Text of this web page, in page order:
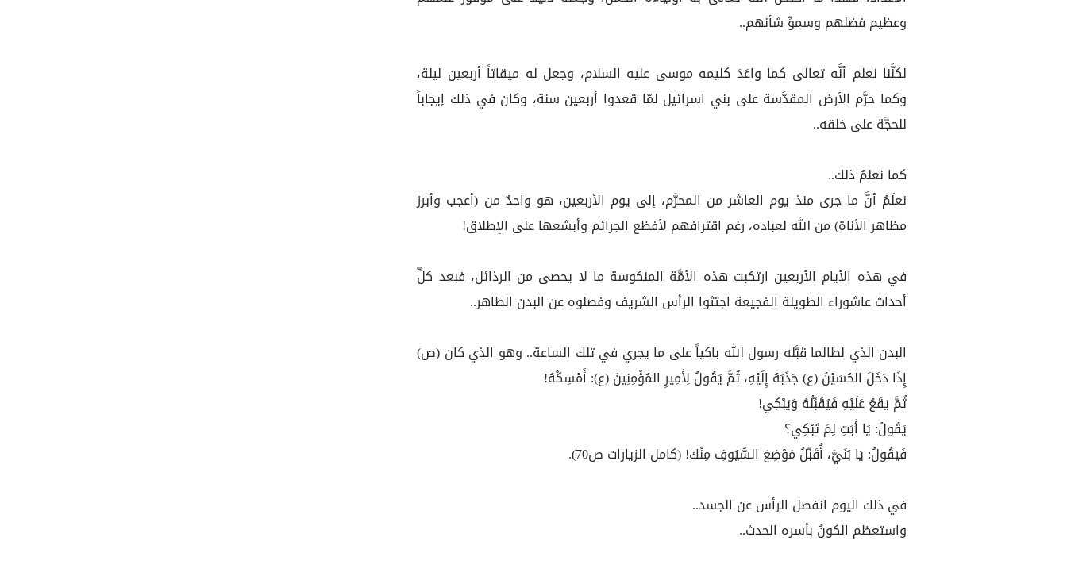
وعظيم فضلهم وسموِّ شأنهم..
لكنَّنا نعلم أنَّه تعالى كما واعَدَ كليمه موسى عليه السلام، وجعل له ميقاتاً أربعين ليلة،
وكما حرَّم الأرض المقدَّسة على بني اسرائيل لمّا قعدوا أربعين سنة، وكان في ذلك إيجاباً
للحجَّة على خلقه..
كما نعلمُ ذلك..
نعلَمُ أنَّ ما جرى منذ يوم العاشر من المحرَّم، إلى يوم الأربعين، هو واحدٌ من (أعجب وأبرز
مظاهر الأناة) من الله لعباده، رغم اقترافهم لأفظع الجرائم وأبشعها على الإطلاق!
في هذه الأيام الأربعين ارتكبت هذه الأمَّة المنكوسة ما لا يحصى من الرذائل، فبعد كلِّ
أحداث عاشوراء الطويلة الفجيعة اجتثوا الرأس الشريف وفصلوه عن البدن الطاهر..
البدن الذي لطالما قَبَّله رسول الله باكياً على ما يجري في تلك الساعة.. وهو الذي كان (ص)
إِذَا دَخَلَ الحُسَيْنُ (ع) جَذَبَهُ إِلَيْهِ، ثُمَّ يَقُولُ لِأَمِيرِ المُؤْمِنِينَ (ع): أَمْسِكْهُ!
ثُمَّ يَقَعُ عَلَيْهِ فَيُقَبِّلُهُ وَيَبْكِي!
يَقُولُ: يَا أَبَتِ لِمَ تَبْكِي؟
فَيَقُولُ: يَا بُنَيَّ، أُقَبِّلُ مَوْضِعَ السُّيُوفِ مِنْك! (كامل الزيارات ص70).
‏في ذلك اليوم انفصل الرأس عن الجسد..
واستعظم الكونُ بأسره الحدث..